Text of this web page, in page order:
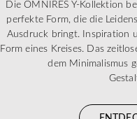
Die OMNIRES Y-Kollektion
perfekte Form, die die
Ausdruck bringt. Inspiration
Form eines Kreises. Das
dem Minimalismus